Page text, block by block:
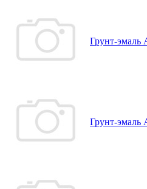
Грунт-эмаль
Грунт-эмаль